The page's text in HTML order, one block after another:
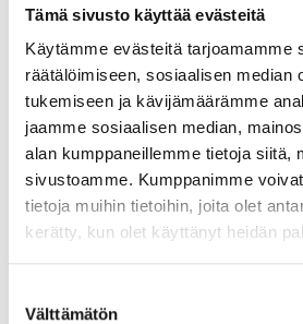
Tämä sivusto käyttää evästeitä
Käytämme evästeitä tarjoamamme
räätälöimiseen, sosiaalisen median
tukemiseen ja kävijämäärämme
jaamme sosiaalisen median,
alan kumppaneillemme tietoja siitä,
sivustoamme. Kumppanimme
tietoja muihin tietoihin, joita olet
kerätty, kun olet käyttänyt heidän
valinta
Välttämätön
VOLVO EX40
TWIN ULTRA
53 900 €